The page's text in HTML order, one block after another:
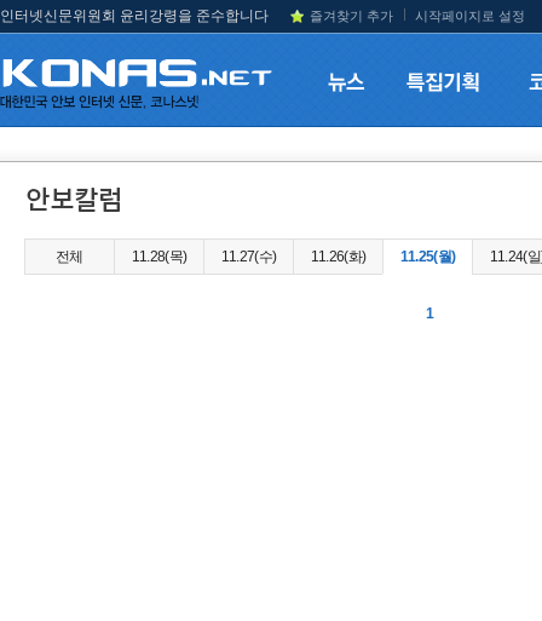
인터넷신문위원회 윤리강령을 준수합니다 즐겨찾기 추가 시작페이지로 설정
전체 11.28(목) 11.27(수) 11.26(화) 11.25(월) 11.24(
1